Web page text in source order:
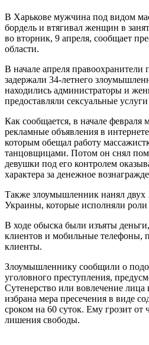
В Харькове мужчина под видом
бордель и втягивал женщин в
во вторник, 9 апреля, сообщает
области.
В начале апреля правоохранители
задержали 34-летнего
находились администраторы и
предоставляли сексуальные
Как сообщается, в начале февраля
рекламные объявления в
которым обещал работу
танцовщицами. Потом он снял
девушки под его контролем
характера за денежное
Также злоумышленник нанял двух
Украины, которые исполняли роли
В ходе обыска были изъяты
клиентов и мобильные телефоны,
клиенты.
Злоумышленнику сообщили о
уголовного преступления,
Сутенерство или вовлечение лица
избрана мера пресечения в виде
сроком на 60 суток. Ему грозит от
лишения свободы.